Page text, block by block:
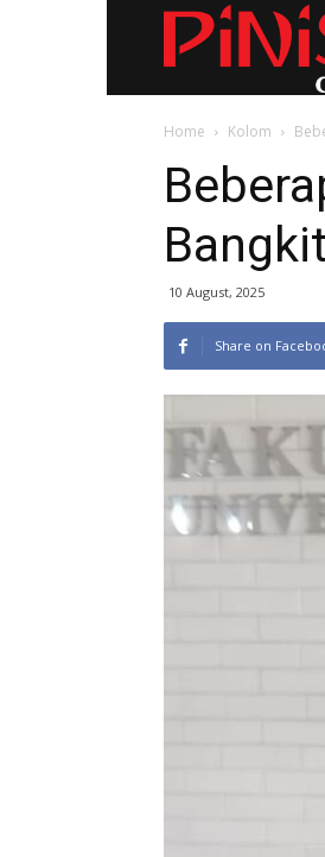
Home Kolom
10 August, 2025
Share on